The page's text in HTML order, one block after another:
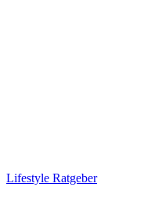
Lifestyle Ratgeber